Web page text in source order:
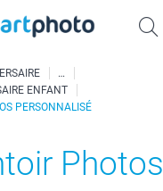
ENFANT
PERSONNALISÉ
Photos